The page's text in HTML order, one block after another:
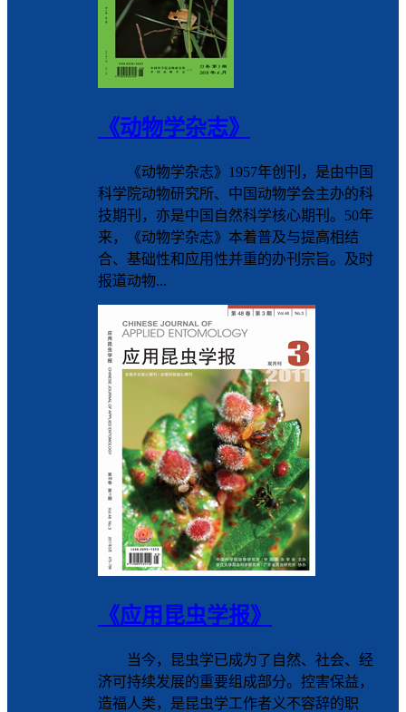
《动物学杂志》
《动物学杂志》1957年创刊，是由中国
科学院动物研究所、中国动物学会主办的科
技期刊，亦是中国自然科学核心期刊。50年
来，《动物学杂志》本着普及与提高相结
合、基础性和应用性并重的办刊宗旨。及时
报道动物...
《应用昆虫学报》
当今，昆虫学已成为了自然、社会、经
济可持续发展的重要组成部分。控害保益，
造福人类，是昆虫学工作者义不容辞的职